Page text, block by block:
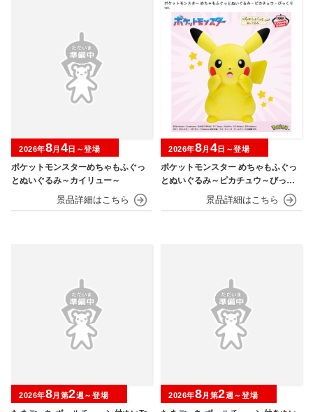
ポケットモンスターめちゃもふぐっ
とぬいぐるみ～カイリュー～
2026年8月 4日～登場
ポケットモンスター めちゃもふぐっ
とぬいぐるみ～ピカチュウ～びっく
2026年8月 4日～登場
2026年8月第2週～登場 2026年8月第2週～登場